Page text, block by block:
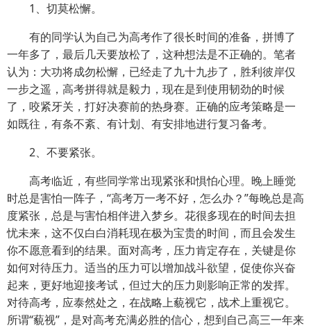
1、切莫松懈。
有的同学认为自己为高考作了很长时间的准备，拼博了
一年多了，最后几天要放松了，这种想法是不正确的。笔者
认为：大功将成勿松懈，已经走了九十九步了，胜利彼岸仅
一步之遥，高考拼得就是毅力，现在是到使用韧劲的时候
了，咬紧牙关，打好决赛前的热身赛。正确的应考策略是一
如既往，有条不紊、有计划、有安排地进行复习备考。
2、不要紧张。
高考临近，有些同学常出现紧张和惧怕心理。晚上睡觉
时总是害怕一阵子，“高考万一考不好，怎么办？”每晚总是高
度紧张，总是与害怕相伴进入梦乡。花很多现在的时间去担
忧未来，这不仅白白消耗现在极为宝贵的时间，而且会发生
你不愿意看到的结果。面对高考，压力肯定存在，关键是你
如何对待压力。适当的压力可以增加战斗欲望，促使你兴奋
起来，更好地迎接考试，但过大的压力则影响正常的发挥。
对待高考，应泰然处之，在战略上藐视它，战术上重视它。
所谓“藐视”，是对高考充满必胜的信心，想到自己高三一年来